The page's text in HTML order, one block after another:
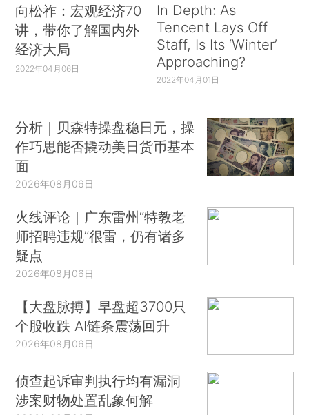
向松祚：宏观经济70
讲，带你了解国内外
经济大局
2022年04月06日
In Depth: As
Tencent Lays Off
Staff, Is Its ‘Winter’
Approaching?
2022年04月01日
分析｜贝森特操盘稳日元，操
作巧思能否撬动美日货币基本
面
2026年08月06日
火线评论｜广东雷州“特教老
师招聘违规”很雷，仍有诸多
疑点
2026年08月06日
【大盘脉搏】早盘超3700只
个股收跌 AI链条震荡回升
2026年08月06日
侦查起诉审判执行均有漏洞
涉案财物处置乱象何解